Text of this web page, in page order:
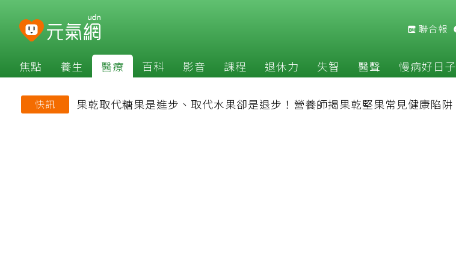
聯合報
焦點 養生 醫療 百科 影音 課程 退休力 失智 醫聲 慢病好日子
快訊 果乾取代糖果是進步、取代水果卻是退步！營養師揭果乾堅果常見健康陷阱